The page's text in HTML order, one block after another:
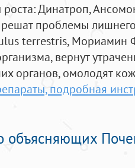
: Динатроп,
проблемы
terrestris, Мориамин
вернут
органов, омолодят
подробная
объясняющих